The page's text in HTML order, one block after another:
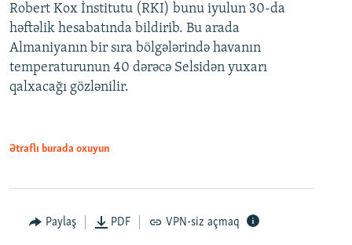
Robert Kox İnstitutu (RKI) bunu iyulun 30-da
həftəlik hesabatında bildirib. Bu arada
Almaniyanın bir sıra bölgələrində havanın
temperaturunun 40 dərəcə Selsidən yuxarı
qalxacağı gözlənilir.
Ətraflı burada oxuyun
Paylaş PDF VPN-siz açmaq